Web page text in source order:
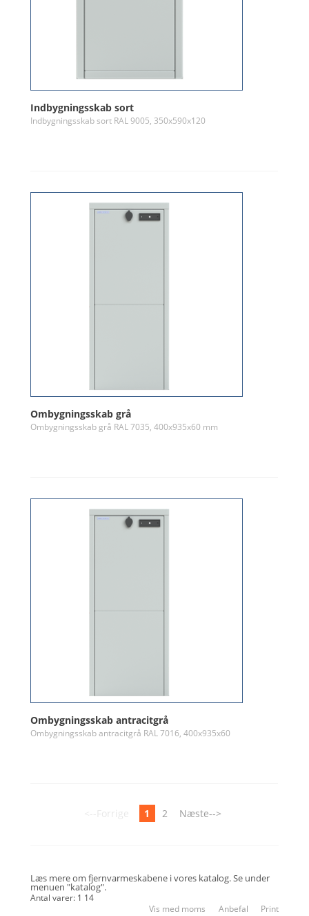
Indbygningsskab sort
Indbygningsskab sort RAL 9005, 350x590x120
Ombygningsskab grå
Ombygningsskab grå RAL 7035, 400x935x60 mm
Ombygningsskab antracitgrå
Ombygningsskab antracitgrå RAL 7016, 400x935x60
<--Forrige 1 2 Næste-->
Læs mere om fjernvarmeskabene i vores katalog. Se under
menuen "katalog".
Antal varer: 1 14
Vis med moms
Anbefal Print